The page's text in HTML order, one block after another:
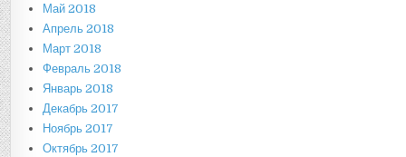
Май 2018
Апрель 2018
Март 2018
Февраль 2018
Январь 2018
Декабрь 2017
Ноябрь 2017
Октябрь 2017